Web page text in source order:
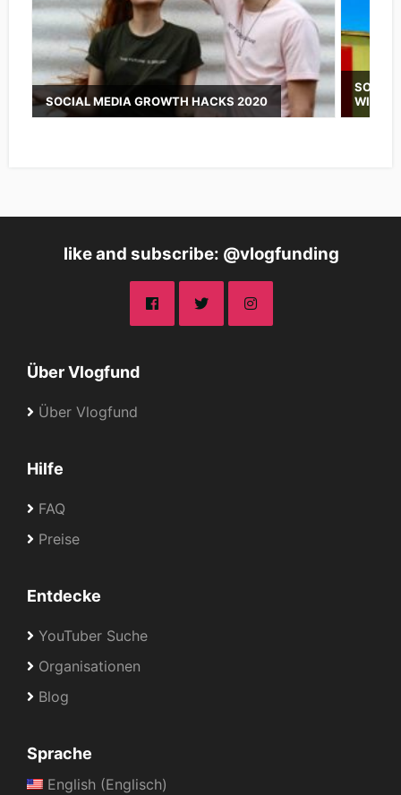
SOCIAL MEDIA GROWTH HACKS 2020
SOCIAL
like and subscribe: @vlogfunding
Über Vlogfund
Über Vlogfund
Hilfe
FAQ
Preise
Entdecke
YouTuber Suche
Organisationen
Blog
Sprache
English (Englisch)